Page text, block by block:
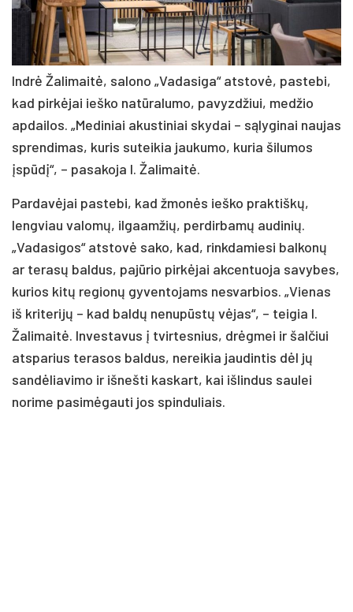
Indrė Žalimaitė, salono „Vadasiga“ atstovė, pastebi,
kad pirkėjai ieško natūralumo, pavyzdžiui, medžio
apdailos. „Mediniai akustiniai skydai – sąlyginai naujas
sprendimas, kuris suteikia jaukumo, kuria šilumos
įspūdį“, – pasakoja I. Žalimaitė.
Pardavėjai pastebi, kad žmonės ieško praktiškų,
lengviau valomų, ilgaamžių, perdirbamų audinių.
„Vadasigos“ atstovė sako, kad, rinkdamiesi balkonų
ar terasų baldus, pajūrio pirkėjai akcentuoja savybes,
kurios kitų regionų gyventojams nesvarbios. „Vienas
iš kriterijų – kad baldų nenupūstų vėjas“, – teigia I.
Žalimaitė. Investavus į tvirtesnius, drėgmei ir šalčiui
atsparius terasos baldus, nereikia jaudintis dėl jų
sandėliavimo ir išnešti kaskart, kai išlindus saulei
norime pasimėgauti jos spinduliais.